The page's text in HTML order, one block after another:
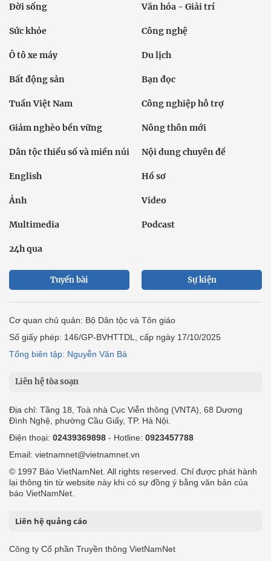
Đời sống Văn hóa - Giải trí
Sức khỏe Công nghệ
Ô tô xe máy Du lịch
Bất động sản Bạn đọc
Tuần Việt Nam Công nghiệp hỗ trợ
Giảm nghèo bền vững Nông thôn mới
Dân tộc thiểu số và miền núi Nội dung chuyên đề
English Hồ sơ
Ảnh Video
Multimedia Podcast
24h qua
Tuyến bài Sự kiện
Cơ quan chủ quản: Bộ Dân tộc và Tôn giáo
Số giấy phép: 146/GP-BVHTTDL, cấp ngày 17/10/2025
Tổng biên tập: Nguyễn Văn Bá
Liên hệ tòa soạn
Địa chỉ: Tầng 18, Toà nhà Cục Viễn thông (VNTA), 68 Dương
Đình Nghệ, phường Cầu Giấy, TP. Hà Nội.
Điện thoại: 02439369898 - Hotline: 0923457788
Email: vietnamnet@vietnamnet.vn
© 1997 Báo VietNamNet. All rights reserved. Chỉ được phát hành
lại thông tin từ website này khi có sự đồng ý bằng văn bản của
báo VietNamNet.
Liên hệ quảng cáo
Công ty Cổ phần Truyền thông VietNamNet